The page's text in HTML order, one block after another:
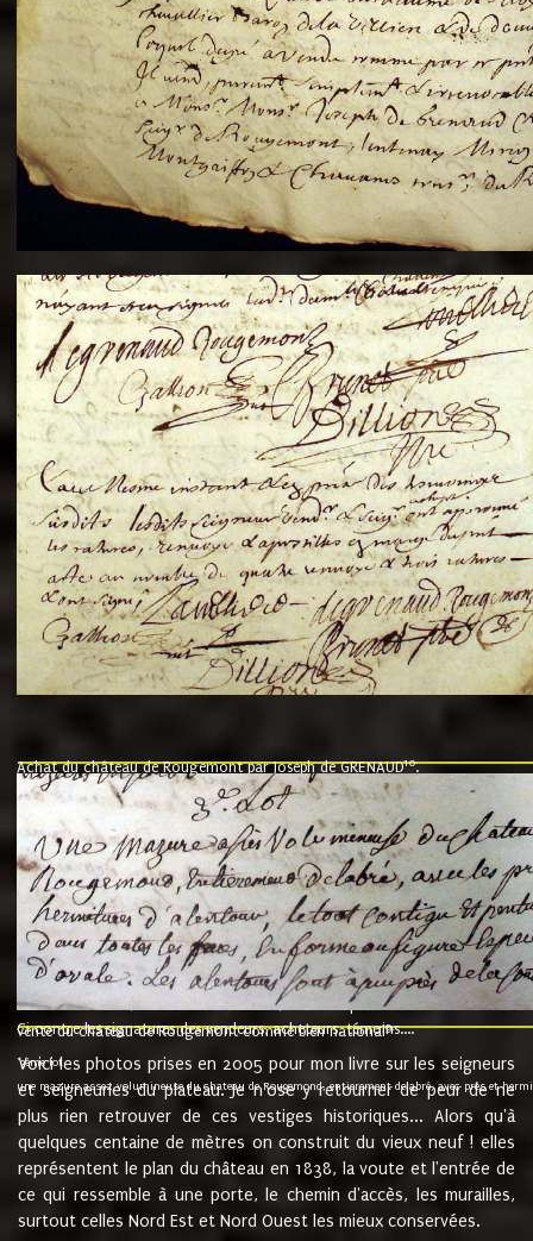
Achat du château de Rougemont par Joseph de GRENAUD10.
"l'an mil six cent soixante treze le ving neuvième jour du mois de
nommé fut présent Messire Claude Guillaume de Moyriat chevalier baron
vend, purement simplement et irrevocablement a monseigneur monsieur
et chavannes conseiller du roy au parlement de Bourgogne, present et
que le dit seigneur Baron de la Vellière a sur ses hommes, indivisables et
de la Velliere tout ainsi et comme le dit seigneur Baron et ses
présent......"
suivent les rentes, donation des terriers, etc... au prix de 880 livre louis
Ci contre les signatures des vendeurs, acheteurs, témoins....
vente du château de Rougemont comme bien national9.
"3ème lot
une mazure assez volumineuse du chateau de Rougemond, entierement delabré, avec près et
Voici les photos prises en 2005 pour mon livre sur les seigneurs
et seigneuries du plateau. Je n'ose y retourner de peur de ne
plus rien retrouver de ces vestiges historiques... Alors qu'à
quelques centaine de mètres on construit du vieux neuf ! elles
représentent le plan du château en 1838, la voute et l'entrée de
ce qui ressemble à une porte, le chemin d'accès, les murailles,
surtout celles Nord Est et Nord Ouest les mieux conservées.